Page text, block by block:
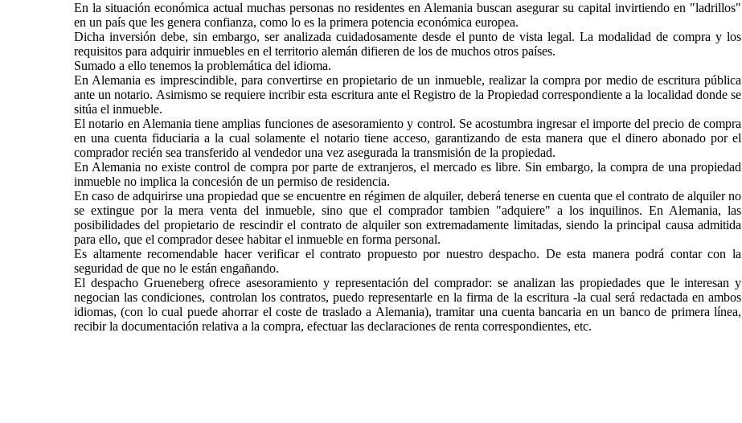
En la situación económica actual muchas personas no residentes en Alemania buscan asegurar su capital invirtiendo en "ladrillos"
en un país que les genera confianza, como lo es la primera potencia económica europea.
Dicha inversión debe, sin embargo, ser analizada cuidadosamente desde el punto de vista legal. La modalidad de compra y los
requisitos para adquirir inmuebles en el territorio alemán difieren de los de muchos otros países.
Sumado a ello tenemos la problemática del idioma.
En Alemania es imprescindible, para convertirse en propietario de un inmueble, realizar la compra por medio de escritura pública
ante un notario. Asimismo se requiere incribir esta escritura ante el Registro de la Propiedad correspondiente a la localidad donde se
sitúa el inmueble.
El notario en Alemania tiene amplias funciones de asesoramiento y control. Se acostumbra ingresar el importe del precio de compra
en una cuenta fiduciaria a la cual solamente el notario tiene acceso, garantizando de esta manera que el dinero abonado por el
comprador recién sea transferido al vendedor una vez asegurada la transmisión de la propiedad.
En Alemania no existe control de compra por parte de extranjeros, el mercado es libre. Sin embargo, la compra de una propiedad
inmueble no implica la concesión de un permiso de residencia.
En caso de adquirirse una propiedad que se encuentre en régimen de alquiler, deberá tenerse en cuenta que el contrato de alquiler no
se extingue por la mera venta del inmueble, sino que el comprador tambien "adquiere" a los inquilinos. En Alemania, las
posibilidades del propietario de rescindir el contrato de alquiler son extremadamente limitadas, siendo la principal causa admitida
para ello, que el comprador desee habitar el inmueble en forma personal.
Es altamente recomendable hacer verificar el contrato propuesto por nuestro despacho. De esta manera podrá contar con la
seguridad de que no le están engañando.
El despacho Grueneberg ofrece asesoramiento y representación del comprador: se analizan las propiedades que le interesan y
negocian las condiciones, controlan los contratos, puedo representarle en la firma de la escritura -la cual será redactada en ambos
idiomas, (con lo cual puede ahorrar el coste de traslado a Alemania), tramitar una cuenta bancaria en un banco de primera línea,
recibir la documentación relativa a la compra, efectuar las declaraciones de renta correspondientes, etc.